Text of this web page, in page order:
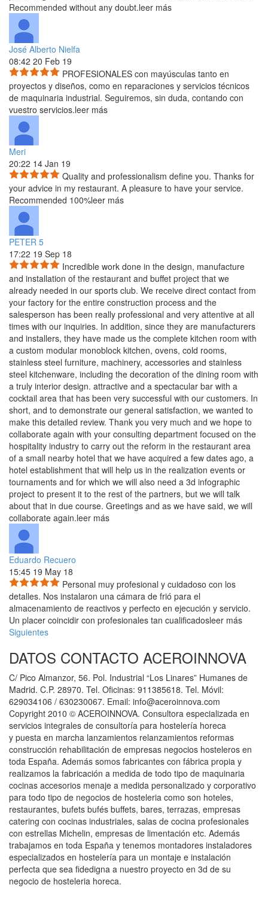
Recommended without any doubt.leer más
José Alberto Nielfa
08:42 20 Feb 19
PROFESIONALES con mayúsculas tanto en
proyectos y diseños, como en reparaciones y servicios técnicos
de maquinaria industrial. Seguiremos, sin duda, contando con
vuestro servicios.leer más
Meri
20:22 14 Jan 19
Quality and professionalism define you. Thanks for
your advice in my restaurant. A pleasure to have your service.
Recommended 100%leer más
PETER 5
17:22 19 Sep 18
Incredible work done in the design, manufacture
and installation of the restaurant and buffet project that we
already needed in our sports club. We receive direct contact from
your factory for the entire construction process and the
salesperson has been really professional and very attentive at all
times with our inquiries. In addition, since they are manufacturers
and installers, they have made us the complete kitchen room with
a custom modular monoblock kitchen, ovens, cold rooms,
stainless steel furniture, machinery, accessories and stainless
steel kitchenware, including the decoration of the dining room with
a truly interior design. attractive and a spectacular bar with a
cocktail area that has been very successful with our customers. In
short, and to demonstrate our general satisfaction, we wanted to
make this detailed review. Thank you very much and we hope to
collaborate again with your consulting department focused on the
hospitality industry to carry out the reform in the restaurant area
of ​​a small nearby hotel that we have acquired a few dates ago, a
hotel establishment that will help us in the realization events or
tournaments and for which we will also need a 3d infographic
project to present it to the rest of the partners, but we will talk
about that in due course. Greetings and as we have said, we will
collaborate again.leer más
Eduardo Recuero
15:45 19 May 18
Personal muy profesional y cuidadoso con los
detalles. Nos instalaron una cámara de frió para el
almacenamiento de reactivos y perfecto en ejecución y servicio.
Un placer coincidir con profesionales tan cualificadosleer más
Siguientes
DATOS CONTACTO ACEROINNOVA
C/ Pico Almanzor, 56. Pol. Industrial “Los Linares” Humanes de
Madrid. C.P. 28970. Tel. Oficinas: 911385618. Tel. Móvil:
629034106 / 630230067. Email: info@aceroinnova.com
Copyright 2010 © ACEROINNOVA. Consultora especializada en
servicios integrales de consultoría para hostelería horeca
y puesta en marcha lanzamientos relanzamientos reformas
construcción rehabilitación de empresas negocios hosteleros en
toda España. Además somos fabricantes con fábrica propia y
realizamos la fabricación a medida de todo tipo de maquinaria
cocinas accesorios menaje a medida personalizado y corporativo
para todo tipo de negocios de hosteleria como son hoteles,
restaurantes, bufets bufés buffets, bares, terrazas, empresas
catering con cocinas industriales, salas de cocina profesionales
con estrellas Michelin, empresas de limentación etc. Además
trabajamos en toda España y tenemos montadores instaladores
especializados en hostelería para un montaje e instalación
perfecta que sea fidedigna a nuestro proyecto en 3d de su
negocio de hosteleria horeca.